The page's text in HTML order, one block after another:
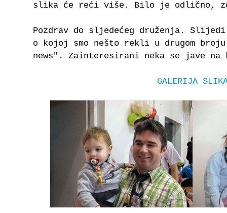
slika će reći više. Bilo je odlično,
Pozdrav do sljedećeg druženja.
o kojoj smo nešto rekli u drugom broju
news". Zainteresirani neka se jave na
GALERIJA